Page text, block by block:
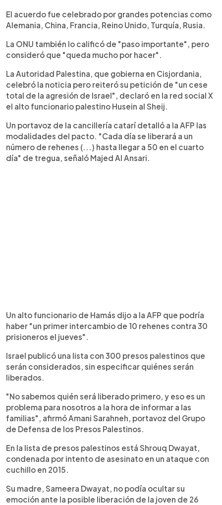
El acuerdo fue celebrado por grandes potencias como
Alemania, China, Francia, Reino Unido, Turquía, Rusia.
La ONU también lo calificó de "paso importante", pero
consideró que "queda mucho por hacer".
La Autoridad Palestina, que gobierna en Cisjordania,
celebró la noticia pero reiteró su petición de "un cese
total de la agresión de Israel", declaró en la red social X
el alto funcionario palestino Husein al Sheij.
Un portavoz de la cancillería catarí detalló a la AFP las
modalidades del pacto. "Cada día se liberará a un
número de rehenes (...) hasta llegar a 50 en el cuarto
día" de tregua, señaló Majed Al Ansari.
Un alto funcionario de Hamás dijo a la AFP que podría
haber "un primer intercambio de 10 rehenes contra 30
prisioneros el jueves".
Israel publicó una lista con 300 presos palestinos que
serán considerados, sin especificar quiénes serán
liberados.
"No sabemos quién será liberado primero, y eso es un
problema para nosotros a la hora de informar a las
familias", afirmó Amani Sarahneh, portavoz del Grupo
de Defensa de los Presos Palestinos.
En la lista de presos palestinos está Shrouq Dwayat,
condenada por intento de asesinato en un ataque con
cuchillo en 2015.
Su madre, Sameera Dwayat, no podía ocultar su
emoción ante la posible liberación de la joven de 26